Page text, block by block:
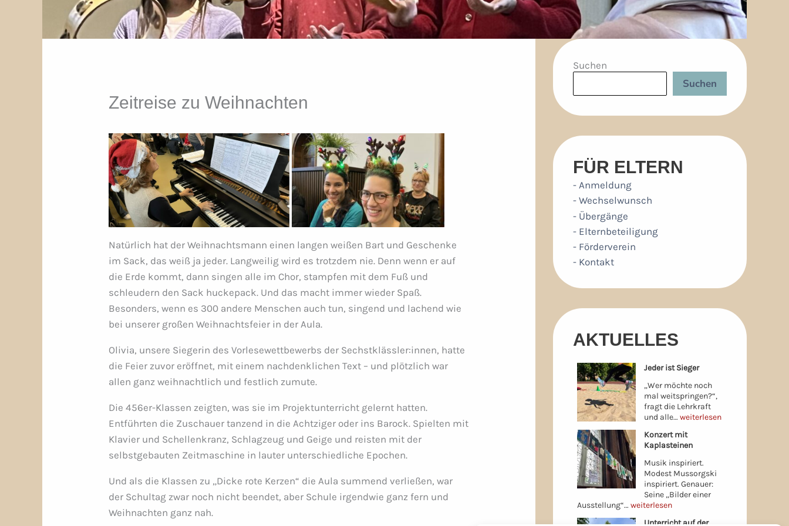
Zeitreise zu Weihnachten
Natürlich hat der Weihnachtsmann einen langen weißen Bart und Geschenke
im Sack, das weiß ja jeder. Langweilig wird es trotzdem nie. Denn wenn er auf
die Erde kommt, dann singen alle im Chor, stampfen mit dem Fuß und
schleudern den Sack huckepack. Und das macht immer wieder Spaß.
Besonders, wenn es 300 andere Menschen auch tun, singend und lachend wie
bei unserer großen Weihnachtsfeier in der Aula.
Olivia, unsere Siegerin des Vorlesewettbewerbs der Sechstklässler:innen, hatte
die Feier zuvor eröffnet, mit einem nachdenklichen Text – und plötzlich war
allen ganz weihnachtlich und festlich zumute.
Die 456er-Klassen zeigten, was sie im Projektunterricht gelernt hatten.
Entführten die Zuschauer tanzend in die Achtziger oder ins Barock. Spielten mit
Klavier und Schellenkranz, Schlagzeug und Geige und reisten mit der
selbstgebauten Zeitmaschine in lauter unterschiedliche Epochen.
Und als die Klassen zu „Dicke rote Kerzen“ die Aula summend verließen, war
der Schultag zwar noch nicht beendet, aber Schule irgendwie ganz fern und
Weihnachten ganz nah.
Suchen
Suchen
FÜR ELTERN
- Anmeldung
- Wechselwunsch
- Übergänge
- Elternbeteiligung
- Förderverein
- Kontakt
AKTUELLES
Jeder ist Sieger
„Wer möchte noch
mal weitspringen?“,
fragt die Lehrkraft
und alle…weiterlesen
Konzert mit
Kaplasteinen
Musik inspiriert.
Modest Mussorgski
inspiriert. Genauer:
Seine „Bilder einer
Ausstellung“…weiterlesen
Unterricht auf der